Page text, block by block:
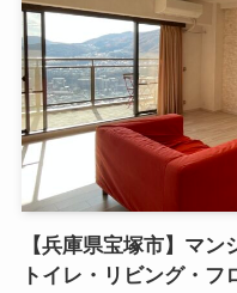
【兵庫県宝塚市】マン
トイレ・リビング・フ